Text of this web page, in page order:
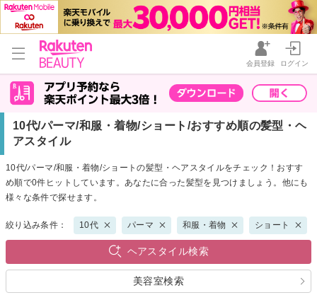
会員登録 ログイン
10代/パーマ/和服・着物/ショート/おすすめ順の髪型・ヘ
アスタイル
10代/パーマ/和服・着物/ショートの髪型・ヘアスタイルをチェック！おすす
め順で0件ヒットしています。あなたに合った髪型を見つけましょう。他にも
様々な条件で探せます。
絞り込み条件： 10代 パーマ 和服・着物 ショート
ヘアスタイル検索
美容室検索